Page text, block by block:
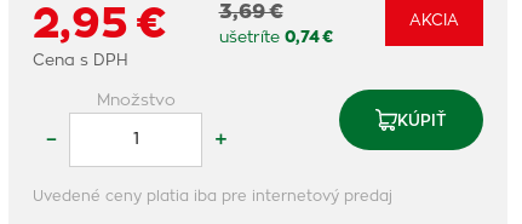
2,95 €
Cena s DPH
3,69 €
ušetríte 0,74 €
AKCIA
Množstvo
– +
KÚPIŤ
Uvedené ceny platia iba pre internetový predaj